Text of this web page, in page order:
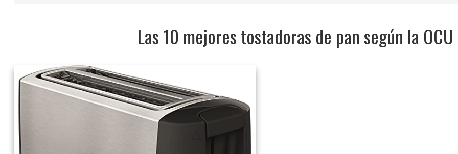
Las 10 mejores tostadoras de pan según la OCU